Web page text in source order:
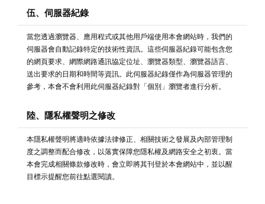
伍、伺服器紀錄
當您透過瀏覽器、應用程式或其他用戶端使用本會網站時，我們的
伺服器會自動記錄特定的技術性資訊。這些伺服器紀錄可能包含您
的網頁要求、網際網路通訊協定位址、瀏覽器類型、瀏覽器語言、
送出要求的日期和時間等資訊。此伺服器紀錄僅作為伺服器管理的
參考，本會不會利用此伺服器紀錄對「個別」瀏覽者進行分析。
陸、隱私權聲明之修改
本隱私權聲明將適時依據法律修正、相關技術之發展及內部管理制
度之調整而配合修改，以落實保障您隱私權及網路安全之初衷。當
本會完成相關條款修改時，會立即將其刊登於本會網站中，並以醒
目標示提醒您前往點選閱讀。